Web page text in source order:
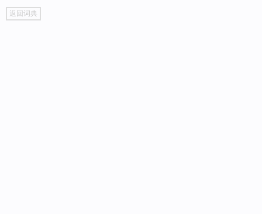
go
top
返回词典